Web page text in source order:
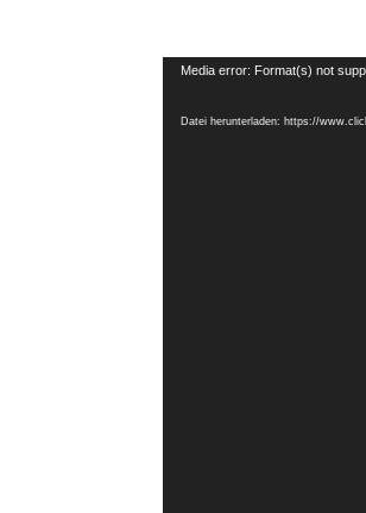
Video-
Media error: Format(s) not
Datei herunterladen: https://